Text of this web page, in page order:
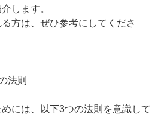
します。
方は、ぜひ参考にしてくださ
法則
には、以下3つの法則を意識して